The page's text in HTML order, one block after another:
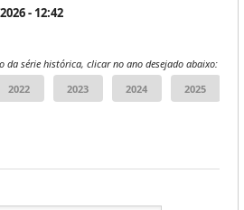
- 12:42
da série histórica, clicar no ano desejado abaixo: